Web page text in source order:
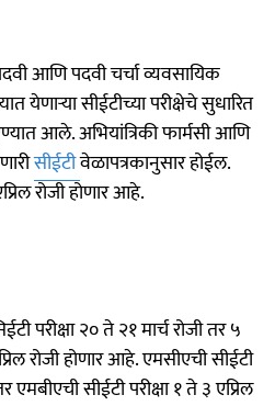
आणि पदवी चर्चा व्यवसायिक
येणाऱ्या सीईटीच्या परीक्षेचे सुधारित
आले. अभियांत्रिकी फार्मसी आणि
सीईटीवेळापत्रकानुसार होईल.
रोजी होणार आहे.
परीक्षा २० ते २१ मार्च रोजी तर ५
रोजी होणार आहे. एमसीएची सीईटी
एमबीएची सीईटी परीक्षा १ ते ३ एप्रिल